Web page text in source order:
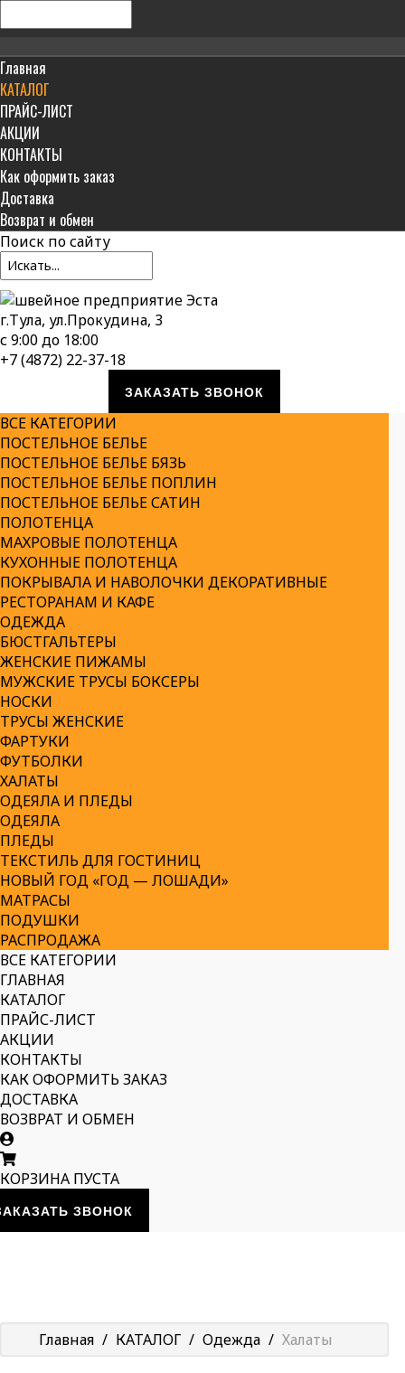
Главная
КАТАЛОГ
ПРАЙС-ЛИСТ
АКЦИИ
КОНТАКТЫ
Как оформить заказ
Доставка
Возврат и обмен
Поиск по сайту
г.Тула, ул.Прокудина, 3
с 9:00 до 18:00
+7 (4872) 22-37-18
ЗАКАЗАТЬ ЗВОНОК
ВСЕ КАТЕГОРИИ
ПОСТЕЛЬНОЕ БЕЛЬЕ
ПОСТЕЛЬНОЕ БЕЛЬЕ БЯЗЬ
ПОСТЕЛЬНОЕ БЕЛЬЕ ПОПЛИН
ПОСТЕЛЬНОЕ БЕЛЬЕ САТИН
ПОЛОТЕНЦА
МАХРОВЫЕ ПОЛОТЕНЦА
КУХОННЫЕ ПОЛОТЕНЦА
ПОКРЫВАЛА И НАВОЛОЧКИ ДЕКОРАТИВНЫЕ
РЕСТОРАНАМ И КАФЕ
ОДЕЖДА
БЮСТГАЛЬТЕРЫ
ЖЕНСКИЕ ПИЖАМЫ
МУЖСКИЕ ТРУСЫ БОКСЕРЫ
НОСКИ
ТРУСЫ ЖЕНСКИЕ
ФАРТУКИ
ФУТБОЛКИ
ХАЛАТЫ
ОДЕЯЛА И ПЛЕДЫ
ОДЕЯЛА
ПЛЕДЫ
ТЕКСТИЛЬ ДЛЯ ГОСТИНИЦ
НОВЫЙ ГОД «ГОД — ЛОШАДИ»
МАТРАСЫ
ПОДУШКИ
РАСПРОДАЖА
ВСЕ КАТЕГОРИИ
ГЛАВНАЯ
КАТАЛОГ
ПРАЙС-ЛИСТ
АКЦИИ
КОНТАКТЫ
КАК ОФОРМИТЬ ЗАКАЗ
ДОСТАВКА
ВОЗВРАТ И ОБМЕН
КОРЗИНА ПУСТА
ЗВОНОК
Главная / КАТАЛОГ / Одежда / Халаты